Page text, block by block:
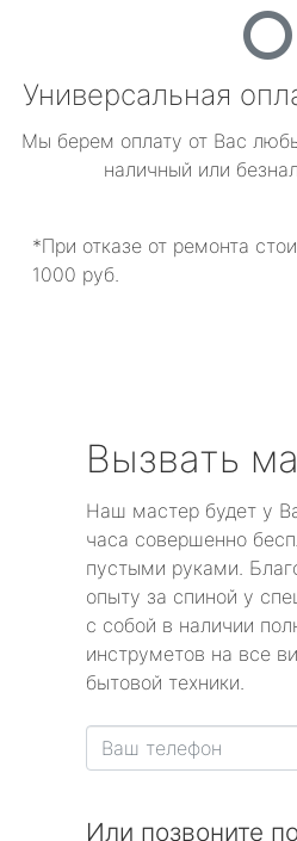
Универсальная
Мы берем оплату от Вас
наличный или
*При отказе от ремонта
1000 руб.
Вызвать
Наш мастер будет у
часа совершенно
пустыми руками.
опыту за спиной у
с собой в наличии
инструметов на все
бытовой техники.
Или позвоните